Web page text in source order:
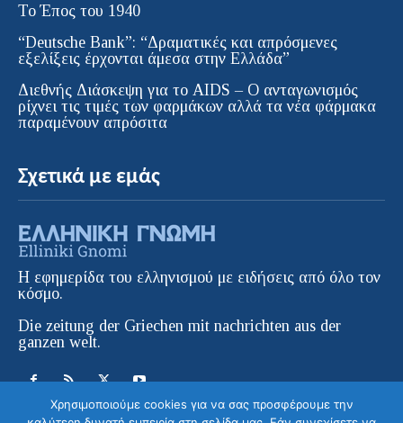
Το Έπος του 1940
“Deutsche Bank”: “Δραματικές και απρόσμενες
εξελίξεις έρχονται άμεσα στην Ελλάδα”
Διεθνής Διάσκεψη για το AIDS – Ο ανταγωνισμός
ρίχνει τις τιμές των φαρμάκων αλλά τα νέα φάρμακα
παραμένουν απρόσιτα
Σχετικά με εμάς
Η εφημερίδα του ελληνισμού με ειδήσεις από όλο τον
κόσμο.
Die zeitung der Griechen mit nachrichten aus der
ganzen welt.
Χρησιμοποιούμε cookies για να σας προσφέρουμε την